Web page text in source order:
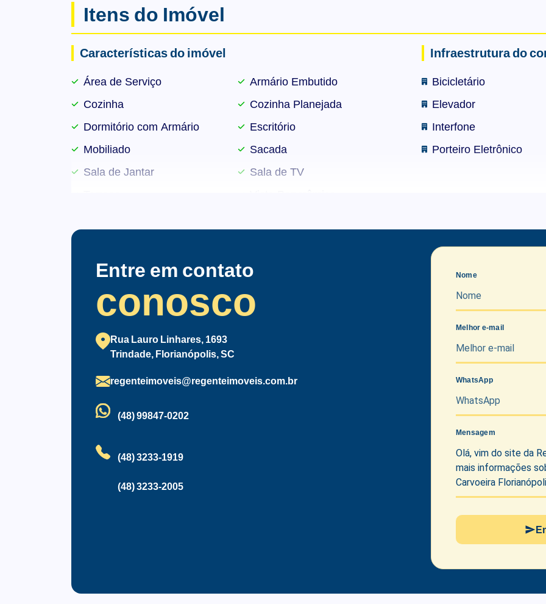
moradia quanto para investimento.
O condomínio oferece estrutura completa, com coworking para trabalho ou estudos, lavanderia
bicicletário.
Uma excelente oportunidade com ótimo custo-benefício. Agende sua visita e venha conhecer de
Itens do Imóvel
Características do imóvel
Área de Serviço
Armário Embutido
Cozinha
Cozinha Planejada
Dormitório com Armário
Escritório
Mobiliado
Sacada
Sala de Jantar
Sala de TV
Infraestrutura do
Bicicletário
Elevador
Interfone
Porteiro Eletrônico
Entre em contato
conosco
Rua Lauro Linhares, 1693
Trindade, Florianópolis, SC
regenteimoveis@regenteimoveis.com.br
(48) 99847-0202
(48) 3233-1919
(48) 3233-2005
Nome
Melhor e-mail
WhatsApp
Mensagem